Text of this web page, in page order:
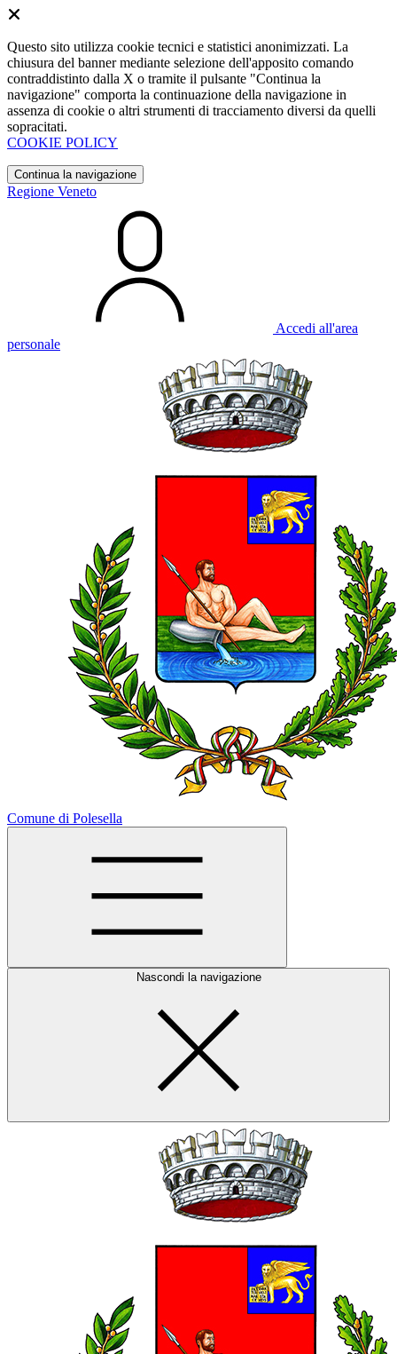
Questo sito utilizza cookie tecnici e statistici anonimizzati. La
chiusura del banner mediante selezione dell'apposito comando
contraddistinto dalla X o tramite il pulsante "Continua la
navigazione" comporta la continuazione della navigazione in
assenza di cookie o altri strumenti di tracciamento diversi da quelli
sopracitati.
COOKIE POLICY
Continua la navigazione
Regione Veneto
Accedi all'area
personale
Comune di Polesella
Nascondi la navigazione